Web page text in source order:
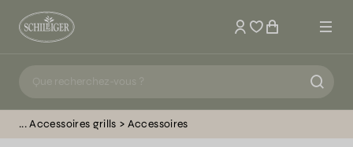
Mon compte
Accessoires grills Accessoires